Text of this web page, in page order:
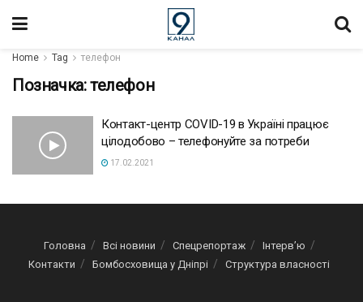
Home Tag телефон
Позначка:телефон
Контакт-центр COVID-19 в Україні працює
цілодобово – телефонуйте за потреби
17.02.2021
Головна Всі новини Спецрепортаж
Інтерв’ю
Контакти
Бомбосховища у Дніпрі Структура власності